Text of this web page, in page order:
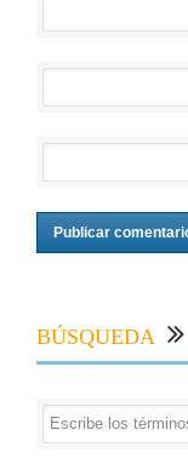
BÚSQUEDA